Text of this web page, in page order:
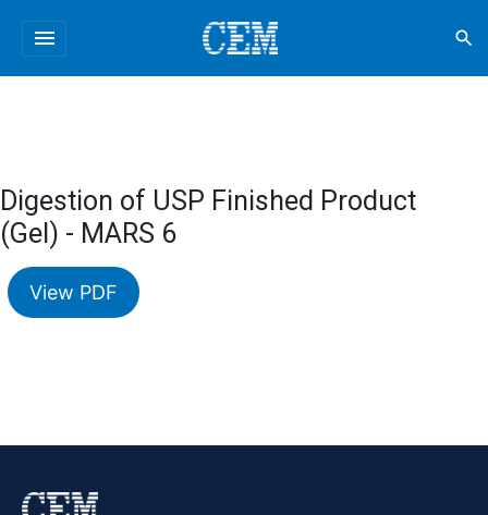
menu search
Digestion of USP Finished Product
(Gel) - MARS 6
View PDF